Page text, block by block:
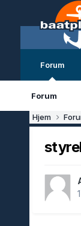
Forum
Forum
Hjem